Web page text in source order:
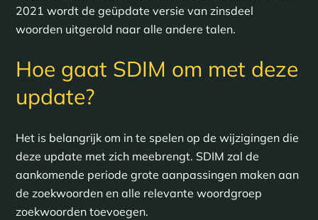
2021 wordt de geüpdate versie van zinsdeel
woorden uitgerold naar alle andere talen.
Hoe gaat SDIM om met deze
update?
Het is belangrijk om in te spelen op de wijzigingen die
deze update met zich meebrengt. SDIM zal de
aankomende periode grote aanpassingen maken aan
de zoekwoorden en alle relevante woordgroep
zoekwoorden toevoegen.